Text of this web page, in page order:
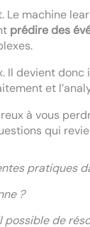
Le machine
prédire des
Il devient
et
à vous
qui
pratiques
?
de